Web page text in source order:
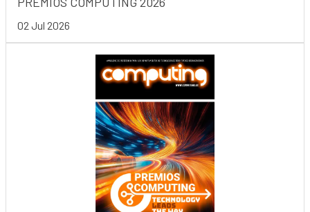
02 Jul 2026